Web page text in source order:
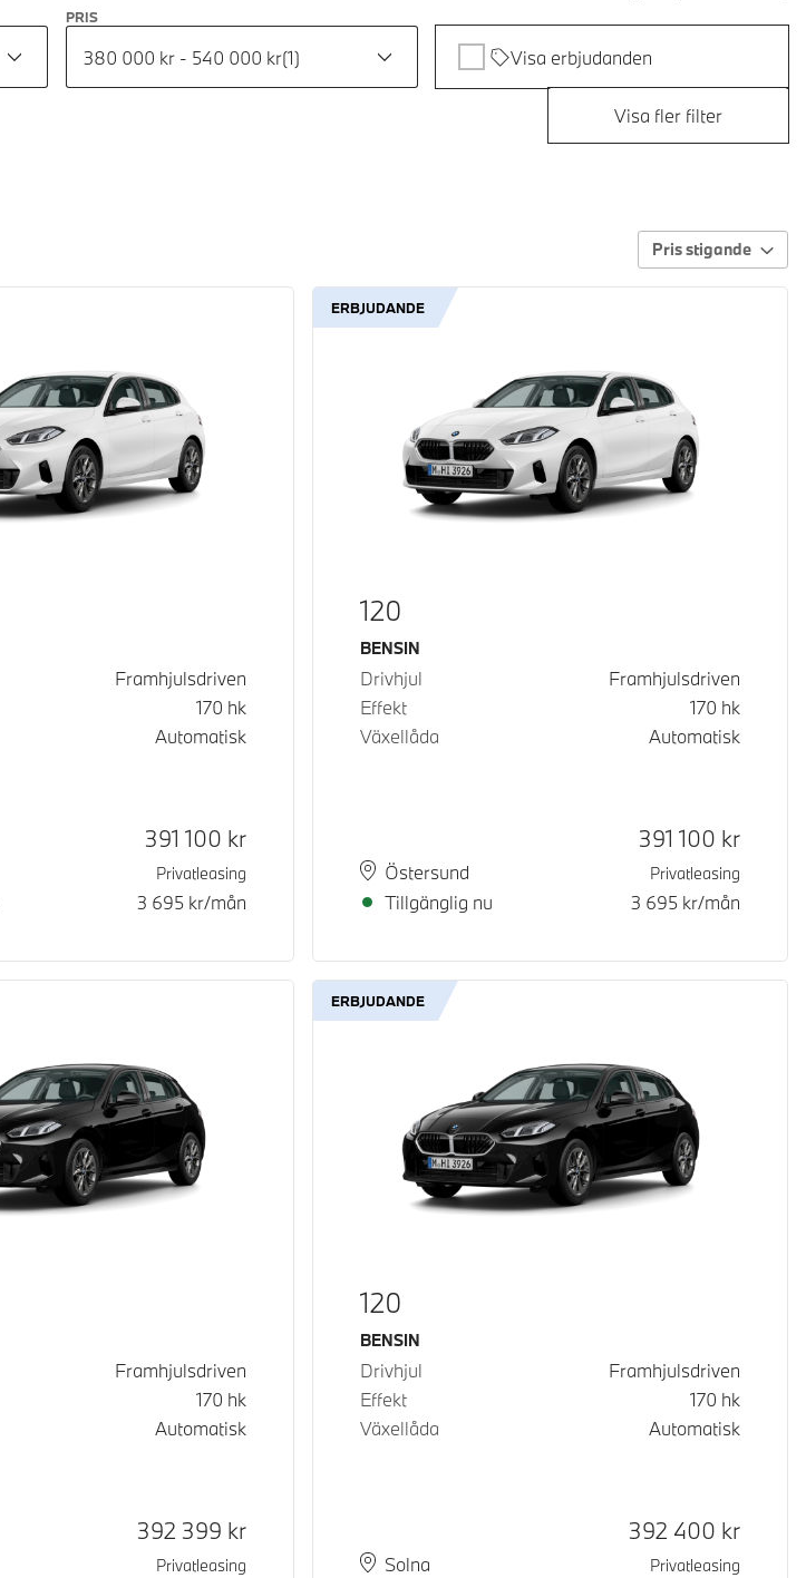
PRIS
380 000 kr - 540 000 kr(1) Visa erbjudanden
Visa fler filter
Pris stigande
Framhjulsdriven
170 hk
Automatisk
Kontantpris
391 100 kr
Privatleasing
3 695 kr/mån
ERBJUDANDE
120
Bränsle
BENSIN
Drivhjul
Framhjulsdriven
Effekt
170 hk
Växellåda
Automatisk
PlatsÖstersund
Leveranstid
Tillgänglig nu
Kontantpris
391 100 kr
Privatleasing
3 695 kr/mån
Framhjulsdriven
170 hk
Automatisk
Kontantpris
392 399 kr
Privatleasing
ERBJUDANDE
120
Bränsle
BENSIN
Drivhjul
Framhjulsdriven
Effekt
170 hk
Växellåda
Automatisk
PlatsSolna
Leveranstid
Kontantpris
392 400 kr
Privatleasing